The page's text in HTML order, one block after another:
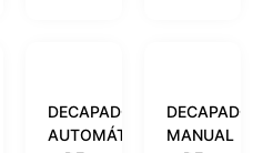
DECAPADOR
AUTOMÁTICO
DECAPADOR
MANUAL